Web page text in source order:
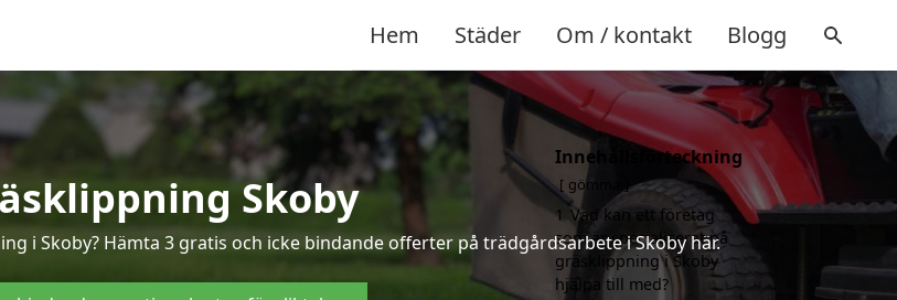
Hem Städer Om / kontakt Blogg
Skoby
i Skoby? Hämta 3 gratis och icke bindande offerter på trädgårdsarbete i Skoby här.
Innehållsförteckning
gömma
1 Vad kan ett företag
som är specialiserat på
gräsklippning i Skoby
hjälpa till med?